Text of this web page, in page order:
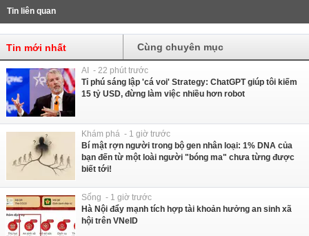
Tin liên quan
Tin mới nhất Cùng chuyên mục
AI - 22 phút trước
Tỉ phú sáng lập 'cá voi' Strategy: ChatGPT giúp tôi kiếm
15 tỷ USD, đừng làm việc nhiều hơn robot
Khám phá - 1 giờ trước
Bí mật rợn người trong bộ gen nhân loại: 1% DNA của
bạn đến từ một loài người "bóng ma" chưa từng được
biết tới!
Sống - 1 giờ trước
Hà Nội đẩy mạnh tích hợp tài khoản hưởng an sinh xã
hội trên VNeID